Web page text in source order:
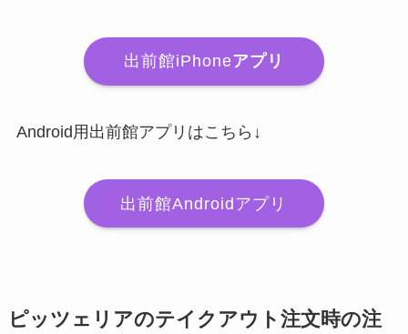
出前館iPhoneアプリ
Android用出前館アプリはこちら↓
出前館Androidアプリ
ピッツェリアのテイクアウト注文時の注